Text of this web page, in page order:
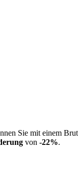
Sie mit einem
von -22%.